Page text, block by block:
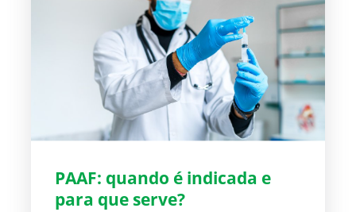
PAAF: quando é indicada e
para que serve?